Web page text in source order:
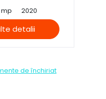
2020
detalii
de închiriat